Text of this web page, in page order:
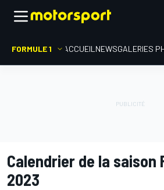
FORMULE 1 ACCUEIL NEWSGALERIES
Calendrier de la saison
2023